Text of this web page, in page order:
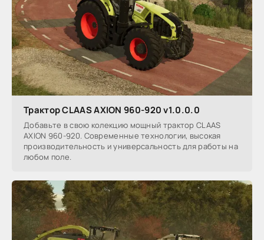
Трактор CLAAS AXION 960-920 v1.0.0.0
Добавьте в свою колекцию мощный трактор CLAAS
AXION 960-920. Современные технологии, высокая
производительность и универсальность для работы на
любом поле.